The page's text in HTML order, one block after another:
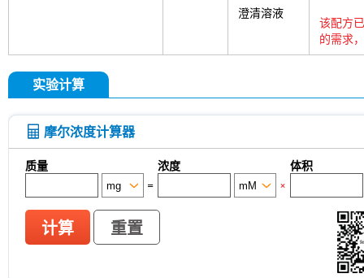
澄清溶液
该配方
的需求
实验计算
摩尔浓度计算器
质量 浓度
体积
=
×
计算 重置